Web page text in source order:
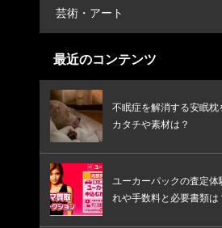
芸術・アート
最近のコンテンツ
不眠症を解消する安眠枕
カタチや素材は？
ユーカーパックの査定
れや手数料と必要書類は